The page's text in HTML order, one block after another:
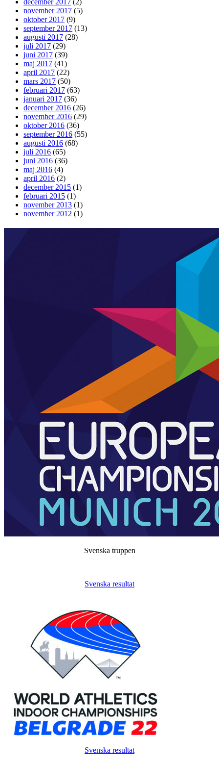
december 2017 (2)
november 2017 (5)
oktober 2017 (9)
september 2017 (13)
augusti 2017 (28)
juli 2017 (29)
juni 2017 (39)
maj 2017 (41)
april 2017 (22)
mars 2017 (50)
februari 2017 (63)
januari 2017 (36)
december 2016 (26)
november 2016 (29)
oktober 2016 (36)
september 2016 (55)
augusti 2016 (68)
juli 2016 (65)
juni 2016 (36)
maj 2016 (4)
april 2016 (2)
december 2015 (1)
februari 2015 (1)
november 2013 (1)
november 2012 (1)
Svenska truppen
Svenska resultat
Svenska resultat